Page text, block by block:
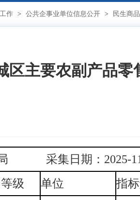
作 > 公共企事业单位信息公开 > 民生商
区主要农副产品零
局 采集日期：2025-
级 单位 指